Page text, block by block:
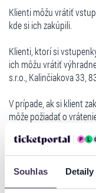
Souhlas Detaily
Klienti môžu vrátiť
kde si ich zakúpili.
Klienti, ktorí si
ich môžu vrátiť
s.r.o., Kalinčiakova 33,
V prípade, ak si klient
môže požiadať o
Spoločné podmienky
vrátenie vstupeniek je